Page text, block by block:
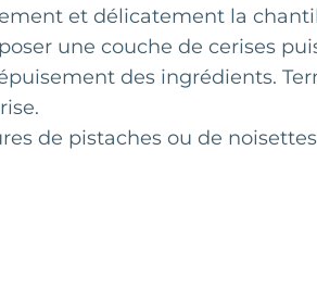
et délicatement la
une couche de cerises
des ingrédients.
de pistaches ou de